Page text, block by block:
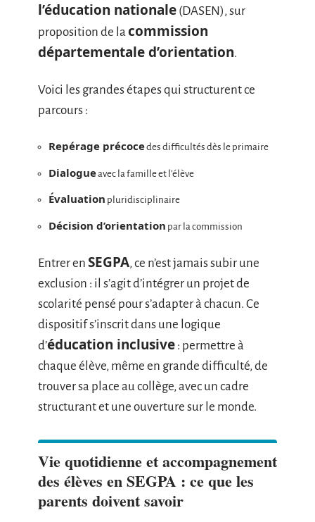
l’éducation nationale (DASEN), sur
proposition de la commission
départementale d’orientation.
Voici les grandes étapes qui structurent ce
parcours :
Repérage précocedes difficultés dès le primaire
Dialogueavec la famille et l’élève
Évaluation pluridisciplinaire
Décision d’orientation par la commission
Entrer en SEGPA, ce n’est jamais subir une
exclusion : il s’agit d’intégrer un projet de
scolarité pensé pour s’adapter à chacun. Ce
dispositif s’inscrit dans une logique
d’éducation inclusive : permettre à
chaque élève, même en grande difficulté, de
trouver sa place au collège, avec un cadre
structurant et une ouverture sur le monde.
Vie quotidienne et accompagnement
des élèves en SEGPA : ce que les
parents doivent savoir